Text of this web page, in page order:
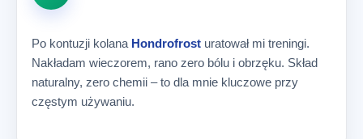
Po kontuzji kolana Hondrofrost uratował mi treningi.
Nakładam wieczorem, rano zero bólu i obrzęku. Skład
naturalny, zero chemii – to dla mnie kluczowe przy
częstym używaniu.